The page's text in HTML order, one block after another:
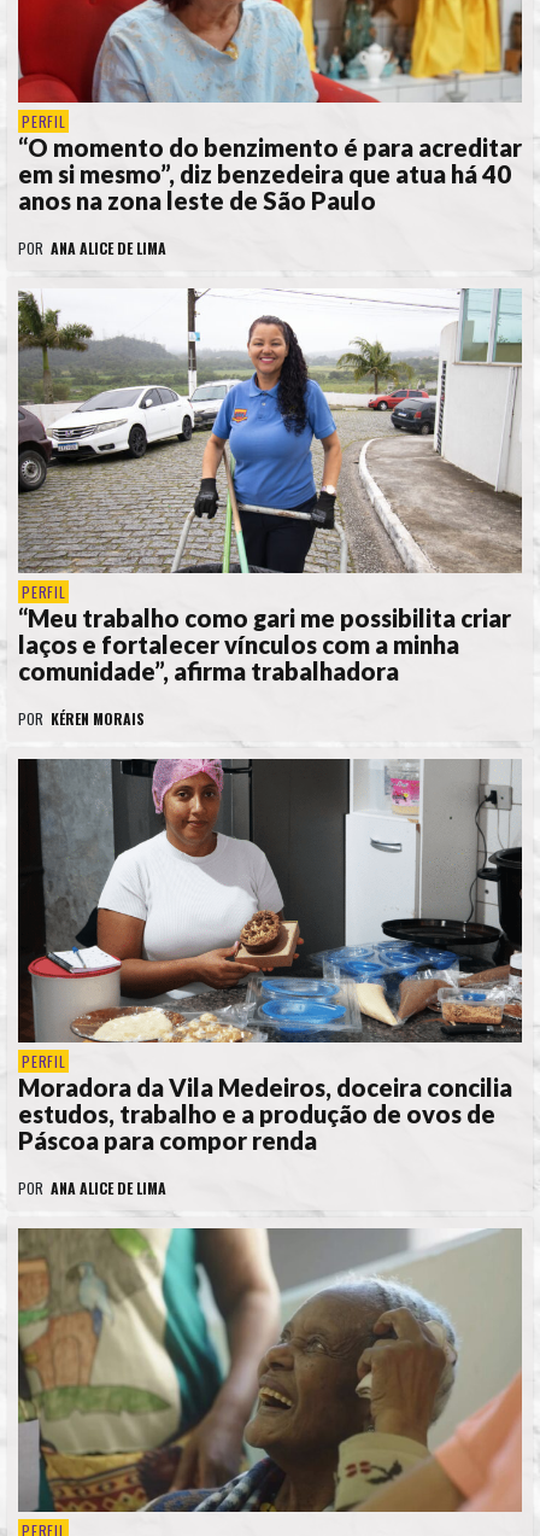
PERFIL
“O momento do benzimento é para acreditar
em si mesmo”, diz benzedeira que atua há 40
anos na zona leste de São Paulo
POR ANA ALICE DE LIMA
PERFIL
“Meu trabalho como gari me possibilita criar
laços e fortalecer vínculos com a minha
comunidade”, afirma trabalhadora
POR KÉREN MORAIS
PERFIL
Moradora da Vila Medeiros, doceira concilia
estudos, trabalho e a produção de ovos de
Páscoa para compor renda
POR ANA ALICE DE LIMA
PERFIL